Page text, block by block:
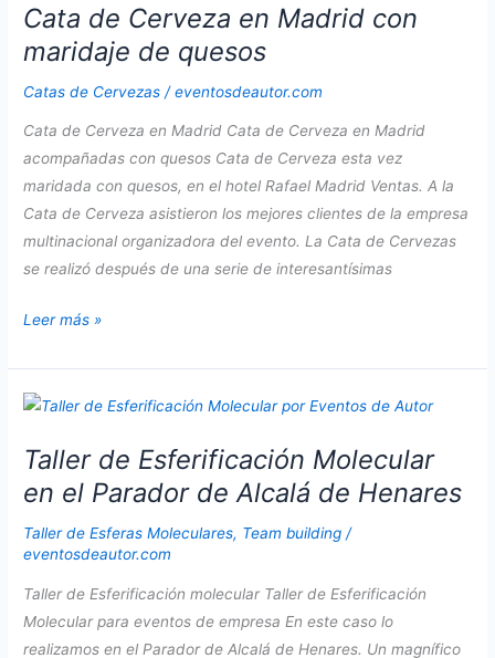
Madrid
de
Austrias
Cata de Cerveza en Madrid con
maridaje de quesos
Catas de Cervezas /eventosdeautor.com
Cata de Cerveza en Madrid Cata de Cerveza en Madrid
acompañadas con quesos Cata de Cerveza esta vez
maridada con quesos, en el hotel Rafael Madrid Ventas. A la
Cata de Cerveza asistieron los mejores clientes de la empresa
multinacional organizadora del evento. La Cata de Cervezas
se realizó después de una serie de interesantísimas
Cata
Cerveza
en
con
maridaje
quesos
Leer más »
Taller de Esferificación Molecular
en el Parador de Alcalá de Henares
Taller de Esferas Moleculares, Team building /
eventosdeautor.com
Taller de Esferificación molecular Taller de Esferificación
Molecular para eventos de empresa En este caso lo
realizamos en el Parador de Alcalá de Henares. Un magnífico